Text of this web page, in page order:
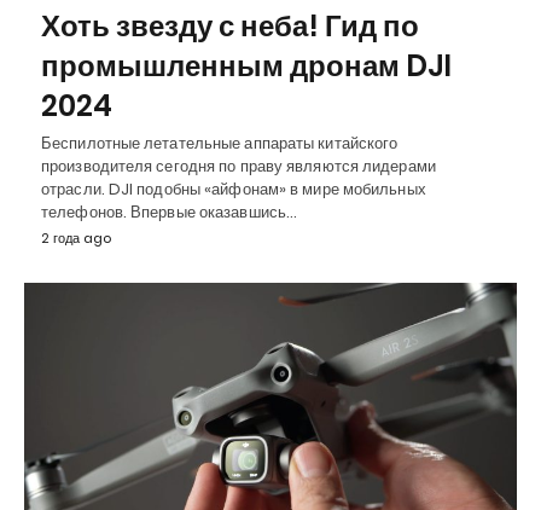
Хоть звезду с неба! Гид по
промышленным дронам DJI
2024
Беспилотные летательные аппараты китайского
производителя сегодня по праву являются лидерами
отрасли. DJI подобны «айфонам» в мире мобильных
телефонов. Впервые оказавшись…
2 года ago